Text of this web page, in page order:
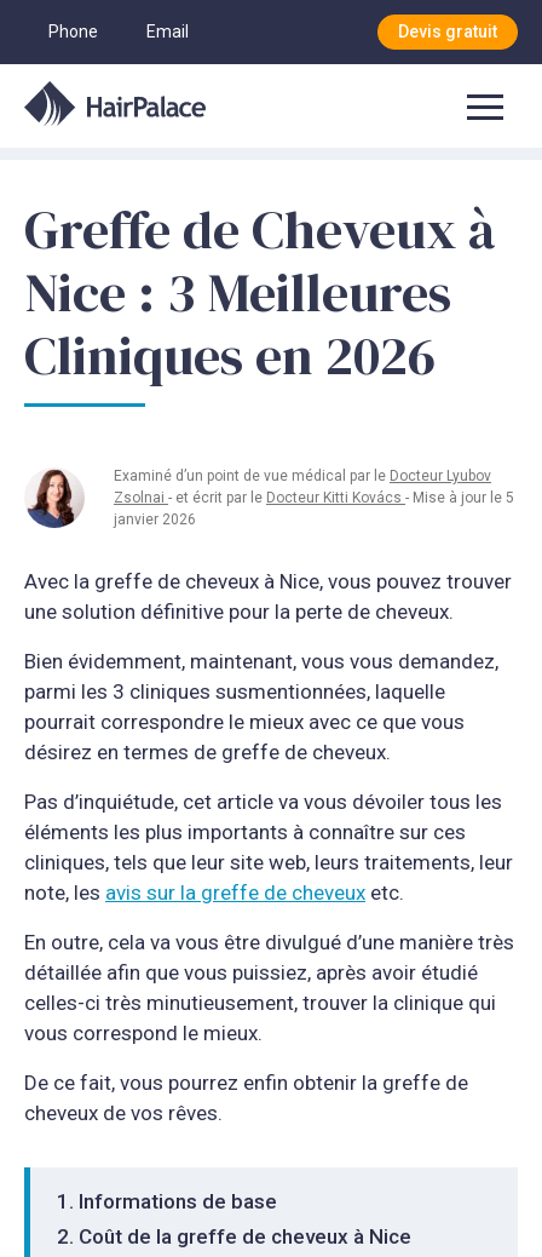
Phone Email Devis gratuit
Greffe de Cheveux à
Nice : 3 Meilleures
Cliniques en 2026
Examiné d’un point de vue médical par le Docteur Lyubov
Zsolnai - et écrit par le Docteur Kitti Kovács - Mise à jour le 5
janvier 2026
Avec la greffe de cheveux à Nice, vous pouvez trouver
une solution définitive pour la perte de cheveux.
Bien évidemment, maintenant, vous vous demandez,
parmi les 3 cliniques susmentionnées, laquelle
pourrait correspondre le mieux avec ce que vous
désirez en termes de greffe de cheveux.
Pas d’inquiétude, cet article va vous dévoiler tous les
éléments les plus importants à connaître sur ces
cliniques, tels que leur site web, leurs traitements, leur
note, les avis sur la greffe de cheveux etc.
En outre, cela va vous être divulgué d’une manière très
détaillée afin que vous puissiez, après avoir étudié
celles-ci très minutieusement, trouver la clinique qui
vous correspond le mieux.
De ce fait, vous pourrez enfin obtenir la greffe de
cheveux de vos rêves.
Informations de base
Coût de la greffe de cheveux à Nice